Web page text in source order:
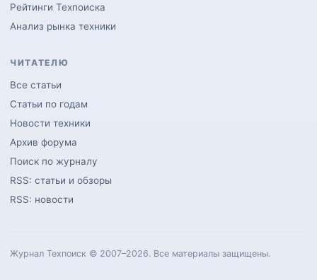
Рейтинги Техпоиска
Анализ рынка техники
ЧИТАТЕЛЮ
Все статьи
Статьи по годам
Новости техники
Архив форума
Поиск по журналу
RSS: статьи и обзоры
RSS: новости
Журнал Техпоиск © 2007–2026. Все материалы защищены.